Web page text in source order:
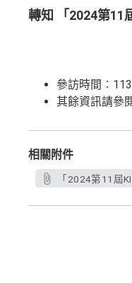
轉知 「2024第11
參訪時間
其餘資訊請參
相關附件
「2024第11屆